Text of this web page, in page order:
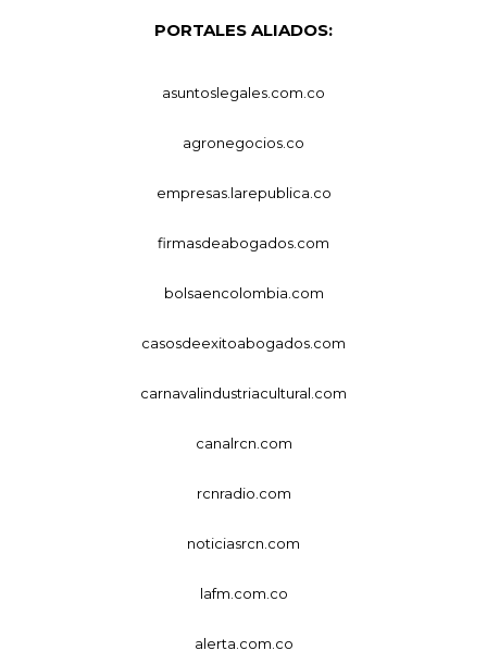
PORTALES ALIADOS:
asuntoslegales.com.co
agronegocios.co
empresas.larepublica.co
firmasdeabogados.com
bolsaencolombia.com
casosdeexitoabogados.com
carnavalindustriacultural.com
canalrcn.com
rcnradio.com
noticiasrcn.com
lafm.com.co
alerta.com.co